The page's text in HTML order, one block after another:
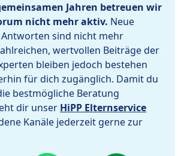
Jahren betreuen wir
nicht mehr aktiv. Neue
sind nicht mehr
wertvollen Beiträge der
bleiben jedoch bestehen
für dich zugänglich. Damit du
bestmögliche Beratung
dir unser HiPP Elternservice
Kanäle jederzeit gerne zur